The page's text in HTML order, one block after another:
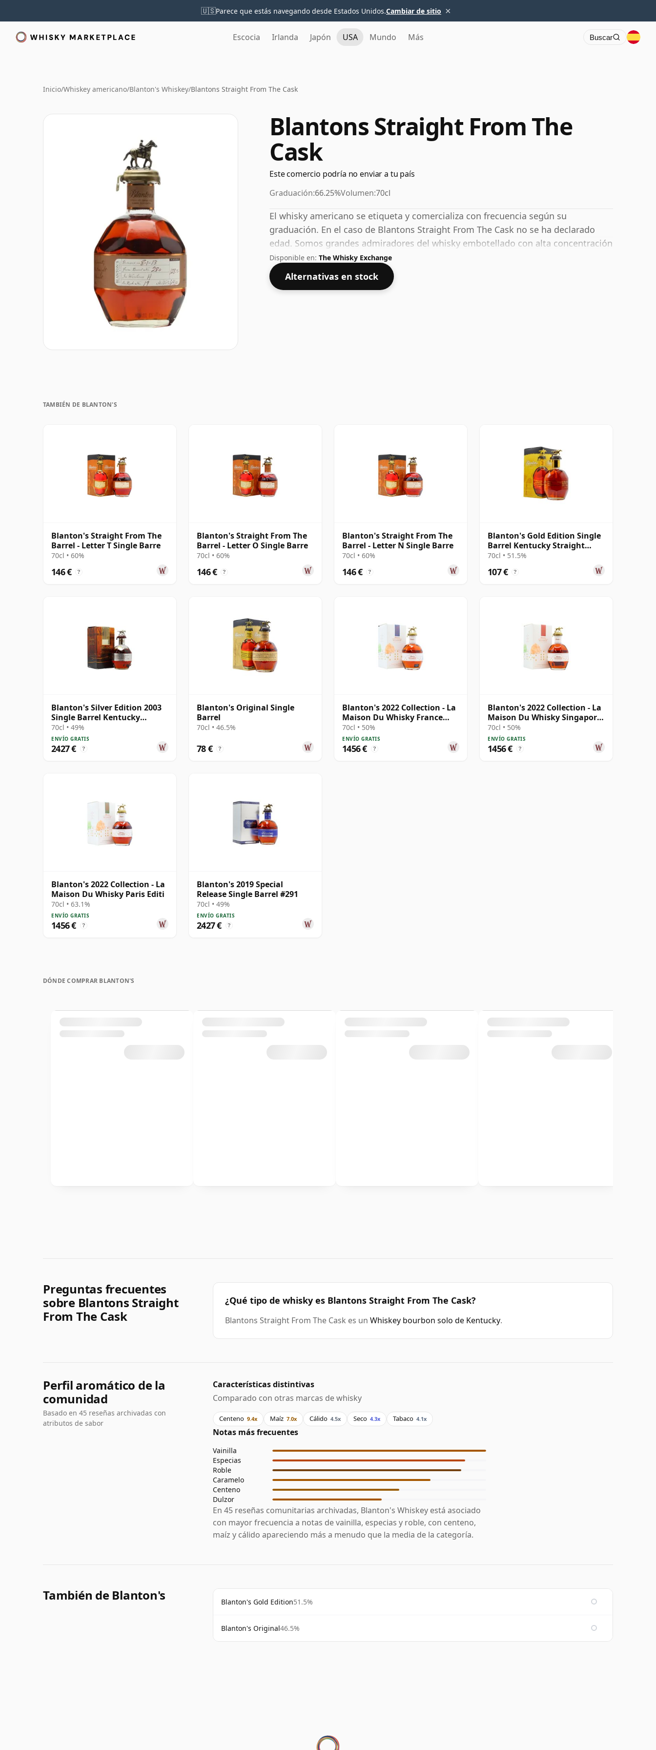
🇺🇸Parece que estás navegando desde Estados Unidos.Cambiar de sitio ×
Escocia Irlanda Japón USA Mundo Más Buscar
Inicio/Whiskey americano/Blanton's Whiskey/Blantons Straight From The Cask
Blantons Straight From The
Cask
Este comercio podría no enviar a tu país
Graduación:66.25%Volumen:70cl
El whisky americano se etiqueta y comercializa con frecuencia según su
graduación. En el caso de Blantons Straight From The Cask no se ha declarado
edad. Somos grandes admiradores del whisky embotellado con alta concentración
y este embotellado tiene un bonito 66,25%.
Disponible en: The Whisky Exchange
Alternativas en stock
TAMBIÉN DE BLANTON'S
Blanton's Straight From The
Barrel - Letter T Single Barre
70cl • 60%
146 € ?
Blanton's Straight From The
Barrel - Letter O Single Barre
70cl • 60%
146 € ?
Blanton's Straight From The
Barrel - Letter N Single Barre
70cl • 60%
146 € ?
Blanton's Gold Edition Single
Barrel Kentucky Straight
Bourb
70cl • 51.5%
107 € ?
Blanton's Silver Edition 2003
Single Barrel Kentucky
Straigh
70cl • 49%
ENVÍO GRATIS
2427 € ?
Blanton's Original Single
Barrel
70cl • 46.5%
78 € ?
Blanton's 2022 Collection - La
Maison Du Whisky France
Edit
70cl • 50%
ENVÍO GRATIS
1456 € ?
Blanton's 2022 Collection - La
Maison Du Whisky Singapore
E
70cl • 50%
ENVÍO GRATIS
1456 € ?
Blanton's 2022 Collection - La
Maison Du Whisky Paris Editi
70cl • 63.1%
ENVÍO GRATIS
1456 € ?
Blanton's 2019 Special
Release Single Barrel #291
70cl • 49%
ENVÍO GRATIS
2427 € ?
DÓNDE COMPRAR BLANTON'S
Preguntas frecuentes
sobre Blantons Straight
From The Cask
¿Qué tipo de whisky es Blantons Straight From The Cask?
Blantons Straight From The Cask es un Whiskey bourbon solo de Kentucky.
Perfil aromático de la
comunidad
Basado en 45 reseñas archivadas con
atributos de sabor
Características distintivas
Comparado con otras marcas de whisky
Centeno 9.4x Maíz 7.0x Cálido 4.5x Seco 4.3x Tabaco 4.1x
Notas más frecuentes
Vainilla
Especias
Roble
Caramelo
Centeno
Dulzor
En 45 reseñas comunitarias archivadas, Blanton's Whiskey está asociado
con mayor frecuencia a notas de vainilla, especias y roble, con centeno,
maíz y cálido apareciendo más a menudo que la media de la categoría.
También de Blanton's Blanton's Gold Edition51.5%
Blanton's Original46.5%